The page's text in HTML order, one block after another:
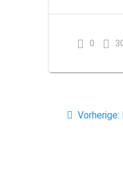
0
Vorherige: